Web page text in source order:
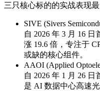
三只核心标的的实战表现最
SIVE (Sivers
自 2026 年 3 月 16
涨 19.6 倍，专注于
或缺的核心组件。
AAOI (Applied
自 2026 年 1 月 26 日
是 AI 数据中心高速